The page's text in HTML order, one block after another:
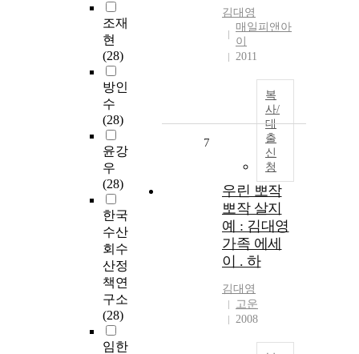
조재
현
(28)
방인
수
(28)
윤강
우
(28)
한국
수산
회수
산정
책연
구소
(28)
임한
김대영
매일피앤아
이
2011
복
사/
대
출
신
청
7
우린 뽀작
뽀작 살지
예 : 김대영
가족 에세
이 . 하
김대영
고운
2008